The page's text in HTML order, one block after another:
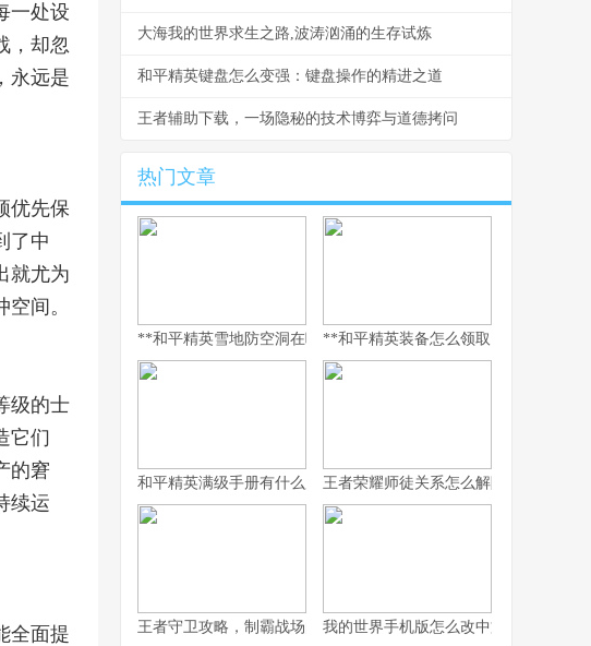
一处设
，却忽
永远是
优先保
了中
就尤为
间。
级的士
它们
的窘
续运
全面提
大海我的世界求生之路,波涛汹涌的生存试炼
和平精英键盘怎么变强：键盘操作的精进之道
王者辅助下载，一场隐秘的技术博弈与道德拷问
热门文章
**和平精英雪地防空洞在哪里，副标题，冰封秘境与战术宝库探寻
**和平精英装备怎么领取，资深玩家
和平精英满级手册有什么用，解锁巅峰体验的多维钥匙
王者荣耀师徒关系怎么解除，游戏情谊
王者守卫攻略，制霸战场的不败法则，副标题，资深玩家的战术精
我的世界手机版怎么改中文，一份玩家